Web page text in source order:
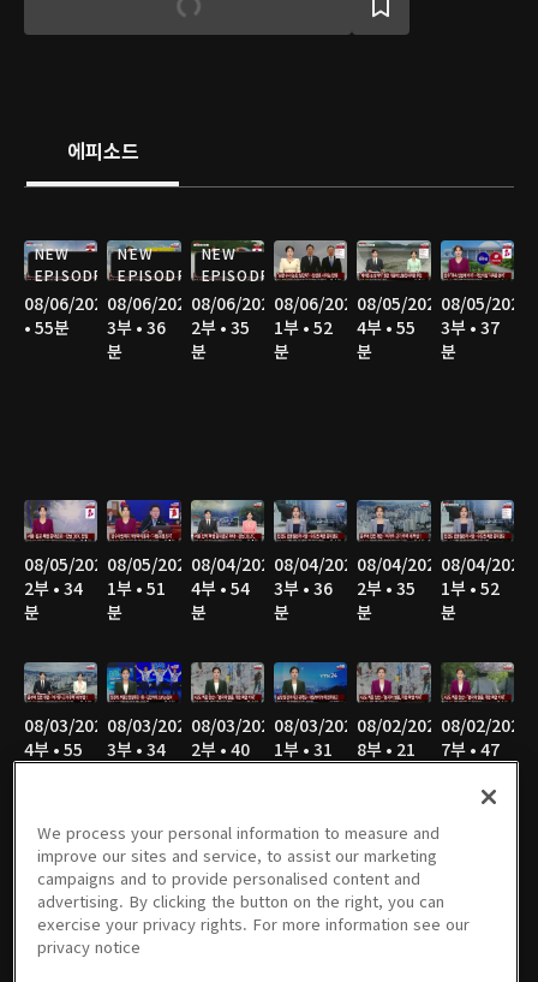
에피소드
NEW
EPISODE
08/06/2026
• 55분
NEW
EPISODE
08/06/2026
3부 • 36
분
NEW
EPISODE
08/06/2026
2부 • 35
분
08/06/2026
1부 • 52
분
08/05/2026
4부 • 55
분
08/05/2026
3부 • 37
분
08/05/2026
2부 • 34
분
08/05/2026
1부 • 51
분
08/04/2026
4부 • 54
분
08/04/2026
3부 • 36
분
08/04/2026
2부 • 35
분
08/04/2026
1부 • 52
분
08/03/2026
4부 • 55
08/03/2026
3부 • 34
08/03/2026
2부 • 40
08/03/2026
1부 • 31
08/02/2026
8부 • 21
08/02/2026
7부 • 47
08/02/2026
6부 • 34
분
08/02/2026
5부 • 49
분
08/02/2026
4부 • 47
분
08/02/2026
3부 • 36
분
08/02/2026
2부 • 43
분
1부 • 27
분
We process your personal information to measure and
improve our sites and service, to assist our marketing
campaigns and to provide personalised content and
advertising. By clicking the button on the right, you can
exercise your privacy rights. For more information see our
privacy notice